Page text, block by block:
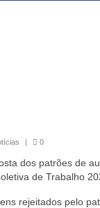
| 0
dos patrões de
de Trabalho
rejeitados pelo